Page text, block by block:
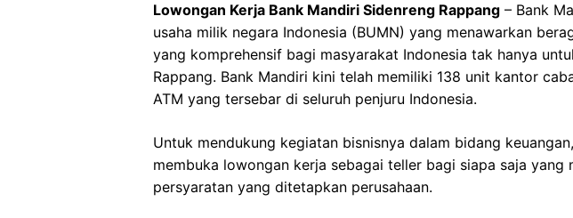
Lowongan Kerja Bank Mandiri Sidenreng Rappang – Bank
usaha milik negara Indonesia (BUMN) yang menawarkan
yang komprehensif bagi masyarakat Indonesia tak hanya
Rappang. Bank Mandiri kini telah memiliki 138 unit kantor
ATM yang tersebar di seluruh penjuru Indonesia.
Untuk mendukung kegiatan bisnisnya dalam bidang
membuka lowongan kerja sebagai teller bagi siapa saja yang
persyaratan yang ditetapkan perusahaan.